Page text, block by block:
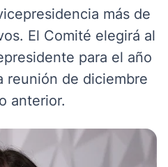
más de
El Comité elegirá al
para el año
reunión de diciembre
anterior.